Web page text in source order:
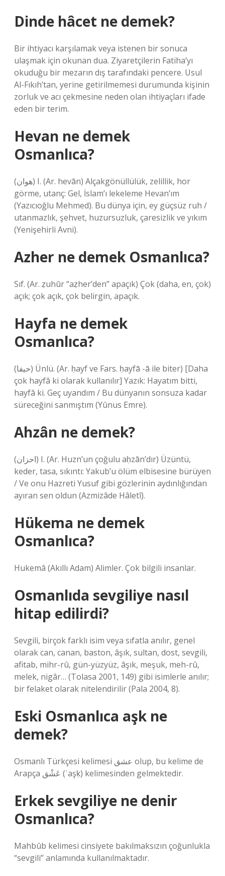
Dinde hâcet ne demek?
Bir ihtiyacı karşılamak veya istenen bir sonuca
ulaşmak için okunan dua. Ziyaretçilerin Fatiha’yı
okuduğu bir mezarın dış tarafındaki pencere. Usul
Al-Fıkıh’tan, yerine getirilmemesi durumunda kişinin
zorluk ve acı çekmesine neden olan ihtiyaçları ifade
eden bir terim.
Hevan ne demek
Osmanlıca?
(ﻫﻮﺍﻥ) I. (Ar. hevān) Alçakgönüllülük, zelillik, hor
görme, utanç: Gel, İslam’ı lekeleme Hevan’ım
(Yazıcıoğlu Mehmed). Bu dünya için, ey güçsüz ruh /
utanmazlık, şehvet, huzursuzluk, çaresizlik ve yıkım
(Yenişehirli Avni).
Azher ne demek Osmanlıca?
Sıf. (Ar. ẓuhūr “aẓher’den” apaçık) Çok (daha, en, çok)
açık; çok açık, çok belirgin, apaçık.
Hayfa ne demek
Osmanlıca?
(ﺣﻴﻔﺎ) Ünlü. (Ar. ḥayf ve Fars. ḥayfā -ā ile biter) [Daha
çok hayfâ ki olarak kullanılır] Yazık: Hayatım bitti,
hayfâ ki. Geç uyandım / Bu dünyanın sonsuza kadar
süreceğini sanmıştım (Yûnus Emre).
Ahzân ne demek?
(ﺍﺣﺰﺍﻥ) I. (Ar. Huzn’un çoğulu aḥzān’dır) Üzüntü,
keder, tasa, sıkıntı: Yakub’u ölüm elbisesine bürüyen
/ Ve onu Hazreti Yusuf gibi gözlerinin aydınlığından
ayıran sen oldun (Azmizâde Hâletî).
Hükema ne demek
Osmanlıca?
Hukemâ (Akıllı Adam) Alimler. Çok bilgili insanlar.
Osmanlıda sevgiliye nasıl
hitap edilirdi?
Sevgili, birçok farklı isim veya sıfatla anılır, genel
olarak can, canan, baston, âşık, sultan, dost, sevgili,
afitab, mihr-rû, gün-yüzyüz, âşık, meşuk, meh-rû,
melek, nigâr… (Tolasa 2001, 149) gibi isimlerle anılır;
bir felaket olarak nitelendirilir (Pala 2004, 8).
Eski Osmanlıca aşk ne
demek?
Osmanlı Türkçesi kelimesi عشق olup, bu kelime de
Arapça عَشْق (ʿaşḳ) kelimesinden gelmektedir.
Erkek sevgiliye ne denir
Osmanlıca?
Mahbûb kelimesi cinsiyete bakılmaksızın çoğunlukla
“sevgili” anlamında kullanılmaktadır.